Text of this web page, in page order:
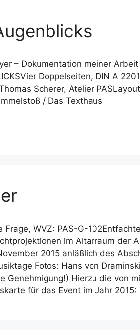
– Dokumentation meiner Arbeit
Doppelseiten, DIN A
Scherer, Atelier
/ Das Texthaus
Frage, WVZ: PAS-G-
im Altarraum der
2015 anläßlich des
Fotos: Hans von
Genehmigung!) Hierzu die von
für das Event im Jahr 2015: